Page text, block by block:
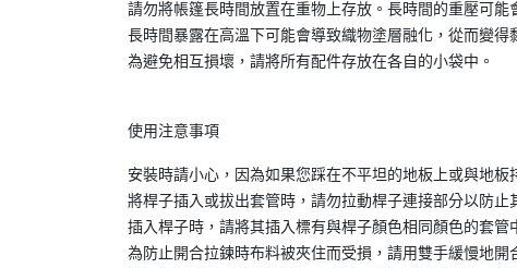
請勿將帳篷長時間放置在重物上存放。長時間的重壓可
長時間暴露在高溫下可能會導致織物塗層融化，從而變
為避免相互損壞，請將所有配件存放在各自的小袋中。
使用注意事項
安裝時請小心，因為如果您踩在不平坦的地板上或與地板
將桿子插入或拔出套管時，請勿拉動桿子連接部分以防止
插入桿子時，請將其插入標有與桿子顏色相同顏色的套管
為防止開合拉鍊時布料被夾住而受損，請用雙手緩慢地開